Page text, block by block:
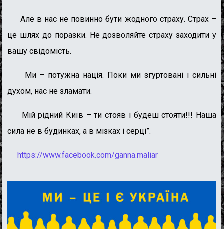
Але в нас не повинно бути жодного страху. Страх –
це шлях до поразки. Не дозволяйте страху заходити у
вашу свідомість.
Ми – потужна нація. Поки ми згуртовані і сильні
духом, нас не зламати.
Мій рідний Київ – ти стояв і будеш стояти!!! Наша
сила не в будинках, а в мізках і серці”.
https://www.facebook.com/ganna.maliar